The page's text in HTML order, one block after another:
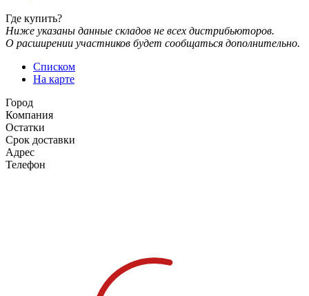
Где купить?
Ниже указаны данные складов не всех дистрибьюторов.
О расширении участников будет сообщаться дополнительно.
Списком
На карте
Город
Компания
Остатки
Срок доставки
Адрес
Телефон